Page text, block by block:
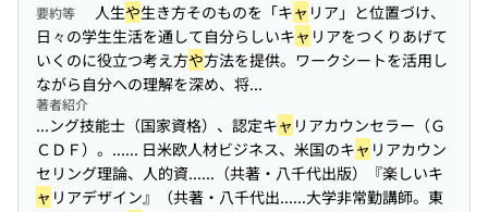
要約等 人生や生き方そのものを「キャ リア」と位置づけ、
日々の学生生活を通して自分らしいキャ リアをつくりあげて
いくのに役立つ考え方や方法を提供。ワークシートを活用し
ながら自分への理解を深め、将...
著者紹介
...ング技能士（国家資格）、認定キャ リアカウンセラー（Ｇ
ＣＤＦ）。...... 日米欧人材ビジネス、米国のキャ リアカウン
セリング理論、人的資......（共著・八千代出版）『楽しいキ
ャ リアデザイン』（共著・八千代出......大学非常勤講師。東